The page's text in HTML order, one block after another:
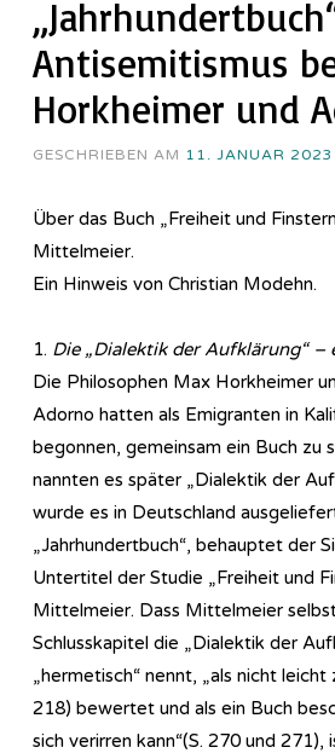
Antisemitismus
Horkheimer und
GESCHRIEBEN AM 11. JANUAR 2023
Über das Buch „Freiheit und
Mittelmeier.
Ein Hinweis von Christian Modehn.
1. Die „Dialektik der Aufklärung“ –
Die Philosophen Max Horkheimer
Adorno hatten als Emigranten in
begonnen, gemeinsam ein Buch zu
nannten es später „Dialektik der
wurde es in Deutschland
„Jahrhundertbuch“, behauptet der
Untertitel der Studie „Freiheit und
Mittelmeier. Dass Mittelmeier
Schlusskapitel die „Dialektik der
„hermetisch“ nennt, „als nicht leicht
218) bewertet und als ein Buch
sich verirren kann“(S. 270 und 271),